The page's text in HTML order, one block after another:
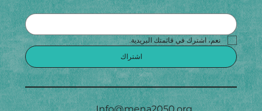
نعم، اشترك في قائمتك البريدية.
اشتراك